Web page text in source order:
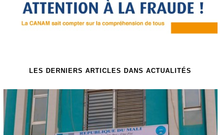
LES DERNIERS ARTICLES DANS ACTUALITÉS